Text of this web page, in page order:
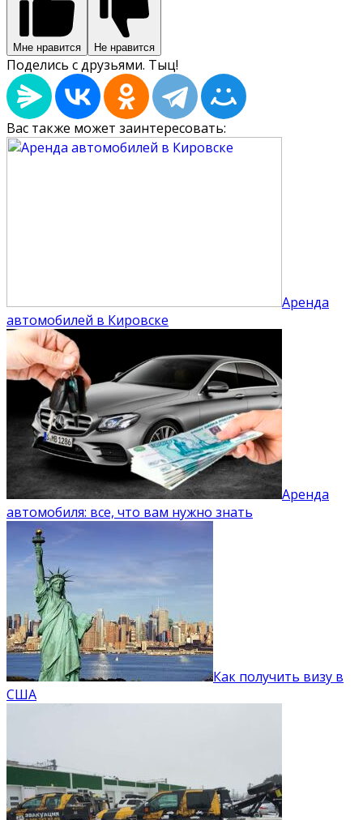
Мне нравится Не нравится
Поделись с друзьями. Тыц!
Вас также может заинтересовать:
Аренда
автомобилей в Кировске
Аренда
автомобиля: все, что вам нужно знать
Как получить визу в
США